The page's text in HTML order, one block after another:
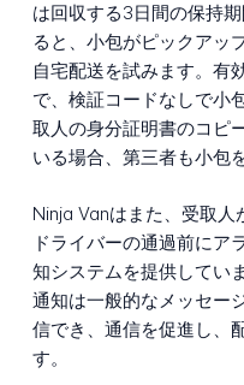
は回収する3日間の保持
ると、小包がピックアッ
自宅配送を試みます。有
で、検証コードなしで小
取人の身分証明書のコピ
いる場合、第三者も小包
Ninja Vanはまた、受取
ドライバーの通過前にア
知システムを提供してい
通知は一般的なメッセー
信でき、通信を促進し、
す。